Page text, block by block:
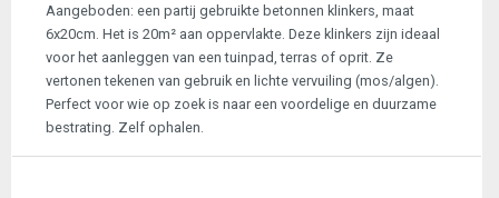
Aangeboden: een partij gebruikte betonnen klinkers, maat
6x20cm. Het is 20m² aan oppervlakte. Deze klinkers zijn ideaal
voor het aanleggen van een tuinpad, terras of oprit. Ze
vertonen tekenen van gebruik en lichte vervuiling (mos/algen).
Perfect voor wie op zoek is naar een voordelige en duurzame
bestrating. Zelf ophalen.